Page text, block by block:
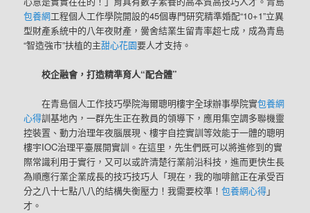
包養網工程個人工作學院開設的45個專門研究精準婚配“10+1”立異
型財產系統中的八年夜財產，黌舍結業生留青率超七成，成為青島
“智造強市”扶植的主甜心花園要人才支持。
校企融會，打造精準育人“配合體”
在青島個人工作技巧學院海爾聰明樓宇全球辦事學院實包養網
心得訓基地內，一群先生正在教員的領導下，應用集空調多聯機靈
控裝置、動力治理年夜腦展現、樓宇自控實訓等效能于一體的聰明
樓宇IOC治理平臺展開實訓。在這里，先生們既可以將進修到的實
際常識利用于實行，又可以或許清楚行業前沿科技，進而更快生長
為順應行業企業成長的技巧技巧人「現在，我的咖啡館正在承受百
分之八十七點八八的結構失衡壓力！我需要校準！包養網心得」
才。